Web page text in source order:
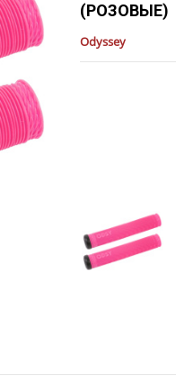
(РОЗОВЫЕ)
Odyssey